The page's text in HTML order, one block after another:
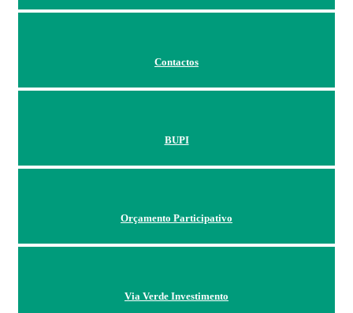
Contactos
BUPI
Orçamento Participativo
Via Verde Investimento